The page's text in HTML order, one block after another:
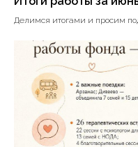
Делимся итогами и просим